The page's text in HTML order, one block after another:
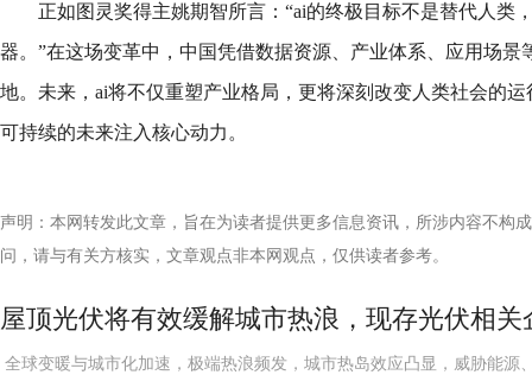
正如图灵奖得主姚期智所言：“ai的终极目标不是替代人类
器。”在这场变革中，中国凭借数据资源、产业体系、应用场景
地。未来，ai将不仅重塑产业格局，更将深刻改变人类社会的
可持续的未来注入核心动力。
声明：本网转发此文章，旨在为读者提供更多信息资讯，所涉内容不构
问，请与有关方核实，文章观点非本网观点，仅供读者参考。
屋顶光伏将有效缓解城市热浪，现存光伏相关
全球变暖与城市化加速，极端热浪频发，城市热岛效应凸显，威胁能源